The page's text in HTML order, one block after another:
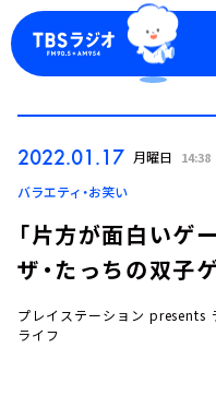
ログイン
2022.01.17 月曜日 14:38
バラエティ・お笑い
「片方が面白いゲ
ザ・たっちの双子
プレイステーション presents
ライフ